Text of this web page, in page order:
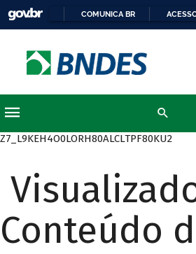
COMUNICA BR
Z7_L9KEH4O0LORH80ALCLTPF80KU2
Conteúdo